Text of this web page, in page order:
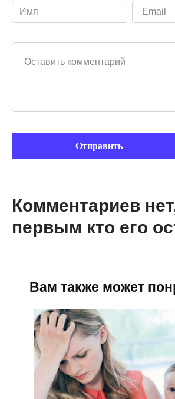
Комментариев
первым кто его
Вам также может